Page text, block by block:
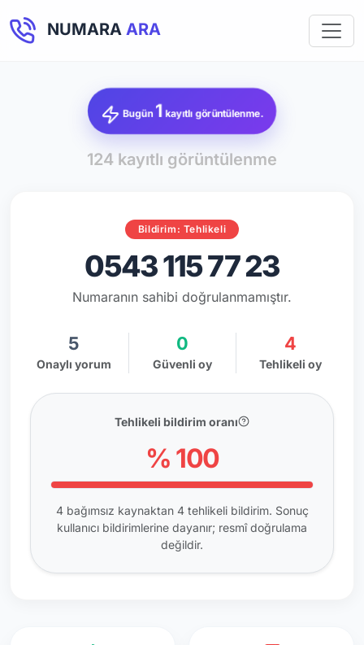
NUMARA ARA
Bugün 1 kayıtlı görüntülenme.
124 kayıtlı görüntülenme
Bildirim: Tehlikeli
0543 115 77 23
Numaranın sahibi doğrulanmamıştır.
5
Onaylı yorum
0
Güvenli oy
4
Tehlikeli oy
Tehlikeli bildirim oranı
% 100
4 bağımsız kaynaktan 4 tehlikeli bildirim. Sonuç
kullanıcı bildirimlerine dayanır; resmî doğrulama
değildir.